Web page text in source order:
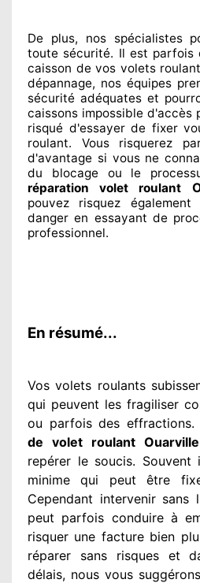
De plus, nos spécialistes
toute sécurité. Il est parfois
caisson de vos volets
dépannage, nos équipes
sécurité adéquateset
caissons impossible d'accès
risqué d'essayer de fixer
roulant. Vous risquerez
d'avantage si vous ne
du blocage ou le
réparation volet roulant
pouvez risquez également
danger en essayant de
professionnel.
En résumé...
Vos volets roulants
qui peuvent les fragiliser
ou parfois des effractions.
de volet roulant Ouarville
repérer le soucis. Souvent
minime qui peut être
Cependant intervenirsans
peut parfois conduire à
risquer une facture bien
réparer sans risques et
délais, nous vous suggérons